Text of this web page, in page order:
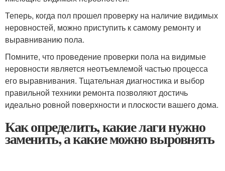
Теперь, когда пол прошел проверку на наличие видимых
неровностей, можно приступить к самому ремонту и
выравниванию пола.
Помните, что проведение проверки пола на видимые
неровности является неотъемлемой частью процесса
его выравнивания. Тщательная диагностика и выбор
правильной техники ремонта позволяют достичь
идеально ровной поверхности и плоскости вашего дома.
Как определить, какие лаги нужно
заменить, а какие можно выровнять